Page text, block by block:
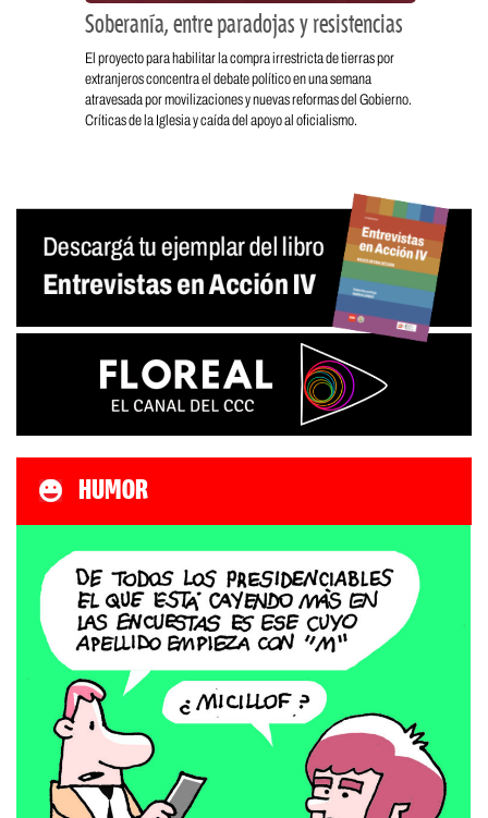
Soberanía, entre paradojas y resistencias
El proyecto para habilitar la compra irrestricta de tierras por
extranjeros concentra el debate político en una semana
atravesada por movilizaciones y nuevas reformas del Gobierno.
Críticas de la Iglesia y caída del apoyo al oficialismo.
HUMOR